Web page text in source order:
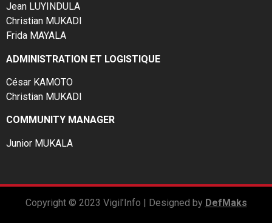
Jean LUYINDULA
Christian MUKADI
Frida MAYALA
ADMINISTRATION ET LOGISTIQUE
César KAMOTO
Christian MUKADI
COMMUNITY MANAGER
Junior MUKALA
Copyright © 2023 Vigil’Info | Designed by DefMaks